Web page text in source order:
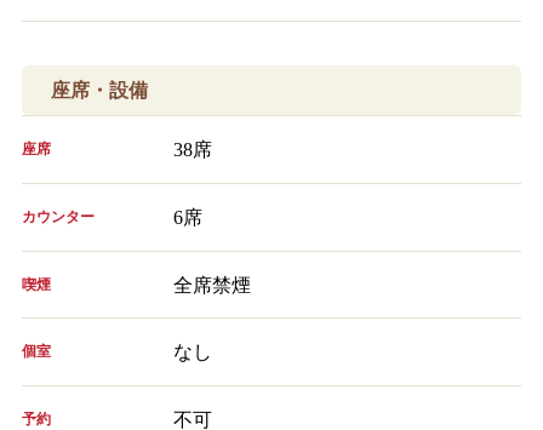
座席・設備
座席 38席
カウンター 6席
喫煙 全席禁煙
個室 なし
予約 不可